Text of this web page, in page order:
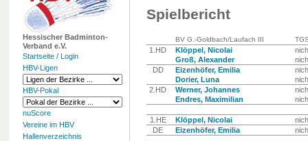
Hessischer Badminton-
Verband e.V.
Startseite / Login
HBV-Ligen
HBV-Pokal
nuScore
Vereine im HBV
Hallenverzeichnis
Spielbericht
BV G.-Goldbach/Laufach III
1.HD
Klöppel, Nicolai
Groß, Alexander
DD
Eizenhöfer, Emilia
Dorier, Luna
2.HD
Werner, Johannes
Endres, Maximilian
1.HE Klöppel, Nicolai
DE
Eizenhöfer, Emilia